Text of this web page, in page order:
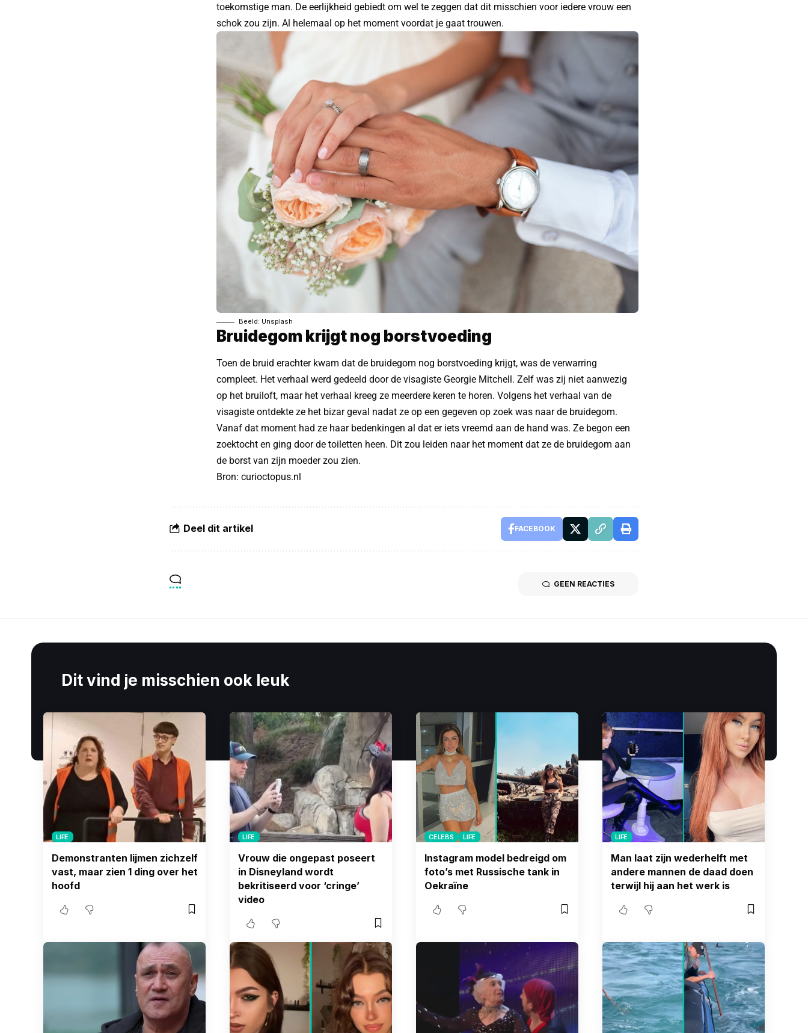
toekomstige man. De eerlijkheid gebiedt om wel te zeggen dat dit misschien voor iedere vrouw een
schok zou zijn. Al helemaal op het moment voordat je gaat trouwen.
Beeld: Unsplash
Bruidegom krijgt nog borstvoeding
Toen de bruid erachter kwam dat de bruidegom nog borstvoeding krijgt, was de verwarring
compleet. Het verhaal werd gedeeld door de visagiste Georgie Mitchell. Zelf was zij niet aanwezig
op het bruiloft, maar het verhaal kreeg ze meerdere keren te horen. Volgens het verhaal van de
visagiste ontdekte ze het bizar geval nadat ze op een gegeven op zoek was naar de bruidegom.
Vanaf dat moment had ze haar bedenkingen al dat er iets vreemd aan de hand was. Ze begon een
zoektocht en ging door de toiletten heen. Dit zou leiden naar het moment dat ze de bruidegom aan
de borst van zijn moeder zou zien.
Bron: curioctopus.nl
Deel dit artikel FACEBOOK
GEEN REACTIES
Dit vind je misschien ook leuk
LIFE
Demonstranten lijmen zichzelf
vast, maar zien 1 ding over het
hoofd
LIFE
Vrouw die ongepast poseert
in Disneyland wordt
bekritiseerd voor ‘cringe’
video
CELEBS LIFE
Instagram model bedreigd om
foto’s met Russische tank in
Oekraïne
LIFE
Man laat zijn wederhelft met
andere mannen de daad doen
terwijl hij aan het werk is